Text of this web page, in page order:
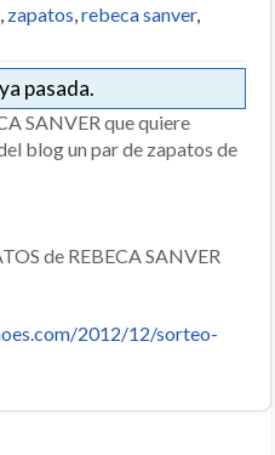
, zapatos,rebeca sanver,
pasada.
SANVER que quiere
blog un par de zapatos de
2012/12/sorteo-